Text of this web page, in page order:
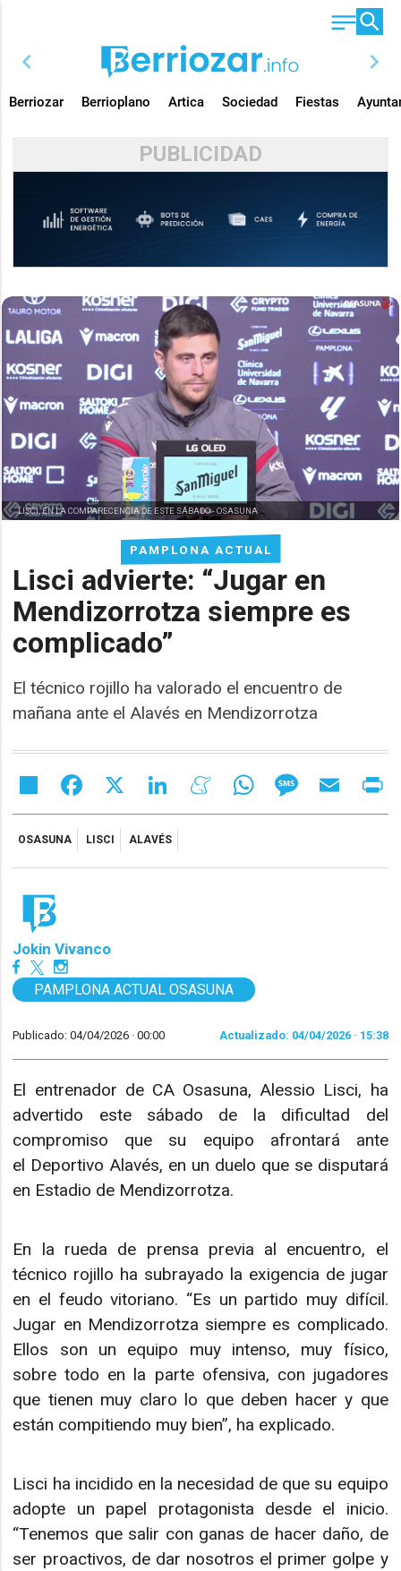
chevron_left chevron_right
Berriozar Berrioplano Artica Sociedad Fiestas
PUBLICIDAD
PAMPLONA ACTUAL
Lisci advierte: “Jugar en
Mendizorrotza siempre es
complicado”
El técnico rojillo ha valorado el encuentro de
mañana ante el Alavés en Mendizorrotza
LISCI, EN LA COMPARECENCIA DE ESTE SÁBADO -OSASUNA
Share Facebook LinkedIn MeneameWhatsAppMessageEmail
OSASUNA LISCI ALAVÉS
Jokin Vivanco
PAMPLONA ACTUAL OSASUNA
Publicado: 04/04/2026 ·00:00 Actualizado: 04/04/2026 · 15:38
El entrenador de CA Osasuna, Alessio Lisci, ha
advertido este sábado de la dificultad del
compromiso que su equipo afrontará ante
el Deportivo Alavés, en un duelo que se disputará
en Estadio de Mendizorrotza.
En la rueda de prensa previa al encuentro, el
técnico rojillo ha subrayado la exigencia de jugar
en el feudo vitoriano. “Es un partido muy difícil.
Jugar en Mendizorrotza siempre es complicado.
Ellos son un equipo muy intenso, muy físico,
sobre todo en la parte ofensiva, con jugadores
que tienen muy claro lo que deben hacer y que
están compitiendo muy bien”, ha explicado.
Lisci ha incidido en la necesidad de que su equipo
adopte un papel protagonista desde el inicio.
“Tenemos que salir con ganas de hacer daño, de
ser proactivos, de dar nosotros el primer golpe y